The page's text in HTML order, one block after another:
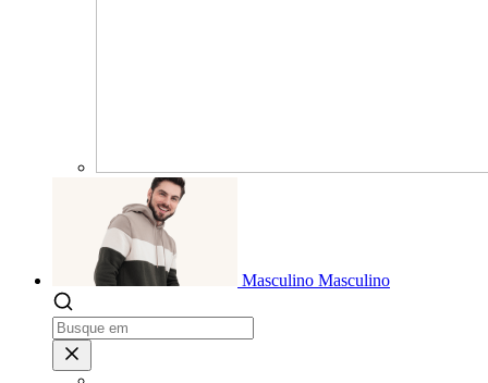
Masculino Masculino